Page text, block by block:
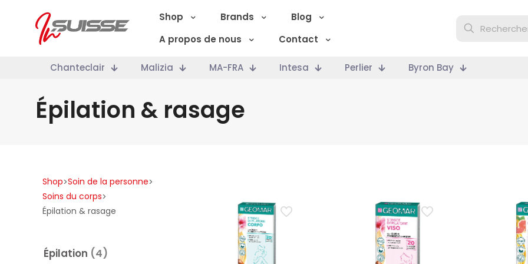
Shop Brands
Blog
A propos de nous
Contact
Chanteclair Malizia MA-FRA Intesa Perlier Byron Bay
Épilation & rasage
Shop>Soin de la personne>
Soins du corps>
Épilation & rasage
Épilation (4)